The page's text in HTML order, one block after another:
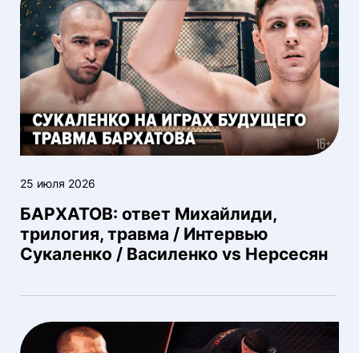
25 июля 2026
БАРХАТОВ: ответ Михайлиди,
трилогия, травма / Интервью
Сукаленко / Василенко vs Нерсесян